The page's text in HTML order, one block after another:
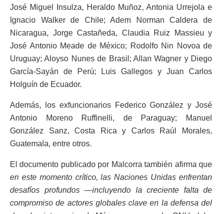
José Miguel Insulza, Heraldo Muñoz, Antonia Urrejola e
Ignacio Walker de Chile; Adem Norman Caldera de
Nicaragua, Jorge Castañeda, Claudia Ruiz Massieu y
José Antonio Meade de México; Rodolfo Nin Novoa de
Uruguay; Aloyso Nunes de Brasil; Allan Wagner y Diego
García-Sayán de Perú; Luis Gallegos y Juan Carlos
Holguín de Ecuador.
Además, los exfuncionarios Federico González y José
Antonio Moreno Ruffinelli, de Paraguay; Manuel
González Sanz, Costa Rica y Carlos Raúl Morales,
Guatemala, entre otros.
El documento publicado por Malcorra también afirma que
en este momento crítico, las Naciones Unidas enfrentan
desafíos profundos —incluyendo la creciente falta de
compromiso de actores globales clave en la defensa del